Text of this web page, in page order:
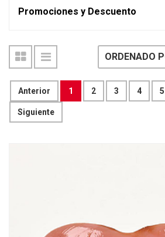
Promociones y Descuento
Anterior 1 2 3 4 5
Siguiente
ORDENADO